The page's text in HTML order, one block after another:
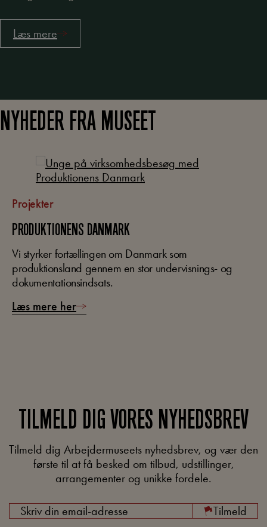
Læs mere
NYHEDER FRA MUSEET
Projekter
PRODUKTIONENS DANMARK
Vi styrker fortællingen om Danmark som
produktionsland gennem en stor undervisnings- og
dokumentationsindsats.
Læs mere her
TILMELD DIG VORES NYHEDSBREV
Tilmeld dig Arbejdermuseets nyhedsbrev, og vær den
første til at få besked om tilbud, udstillinger,
arrangementer og unikke fordele.
Tilmeld